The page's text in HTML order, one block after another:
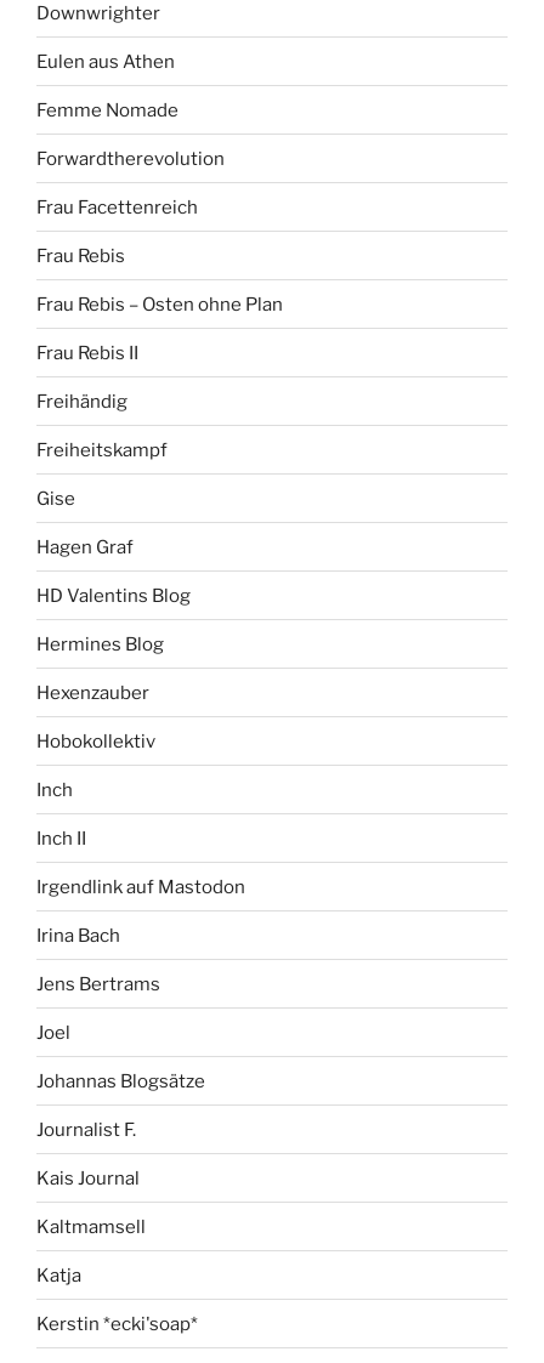
Downwrighter
Eulen aus Athen
Femme Nomade
Forwardtherevolution
Frau Facettenreich
Frau Rebis
Frau Rebis – Osten ohne Plan
Frau Rebis II
Freihändig
Freiheitskampf
Gise
Hagen Graf
HD Valentins Blog
Hermines Blog
Hexenzauber
Hobokollektiv
Inch
Inch II
Irgendlink auf Mastodon
Irina Bach
Jens Bertrams
Joel
Johannas Blogsätze
Journalist F.
Kais Journal
Kaltmamsell
Katja
Kerstin *ecki'soap*